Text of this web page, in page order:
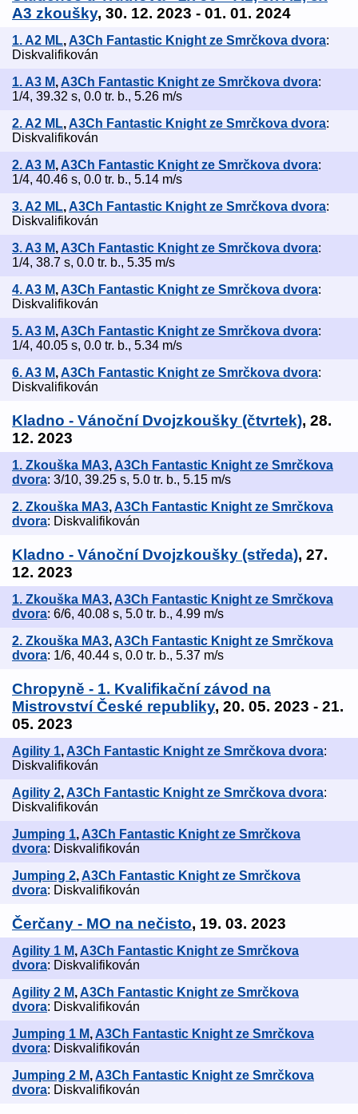
A3 zkoušky, 30. 12. 2023 - 01. 01. 2024
1. A2 ML,A3Ch Fantastic Knight ze Smrčkova dvora:
Diskvalifikován
1. A3 M, A3Ch Fantastic Knight ze Smrčkova dvora:
1/4, 39.32 s, 0.0 tr. b., 5.26 m/s
2. A2 ML,A3Ch Fantastic Knight ze Smrčkova dvora:
Diskvalifikován
2. A3 M, A3Ch Fantastic Knight ze Smrčkova dvora:
1/4, 40.46 s, 0.0 tr. b., 5.14 m/s
3. A2 ML,A3Ch Fantastic Knight ze Smrčkova dvora:
Diskvalifikován
3. A3 M, A3Ch Fantastic Knight ze Smrčkova dvora:
1/4, 38.7 s, 0.0 tr. b., 5.35 m/s
4. A3 M,A3Ch Fantastic Knight ze Smrčkova dvora:
Diskvalifikován
5. A3 M, A3Ch Fantastic Knight ze Smrčkova dvora:
1/4, 40.05 s, 0.0 tr. b., 5.34 m/s
6. A3 M,A3Ch Fantastic Knight ze Smrčkova dvora:
Diskvalifikován
Kladno - Vánoční Dvojzkoušky (čtvrtek), 28.
12. 2023
1. Zkouška MA3, A3Ch Fantastic Knight ze Smrčkova
dvora: 3/10, 39.25 s, 5.0 tr. b., 5.15 m/s
2. Zkouška MA3,A3Ch Fantastic Knight ze Smrčkova
dvora: Diskvalifikován
Kladno - Vánoční Dvojzkoušky (středa), 27.
12. 2023
1. Zkouška MA3, A3Ch Fantastic Knight ze Smrčkova
dvora: 6/6, 40.08 s, 5.0 tr. b., 4.99 m/s
2. Zkouška MA3,A3Ch Fantastic Knight ze Smrčkova
dvora: 1/6, 40.44 s, 0.0 tr. b., 5.37 m/s
Chropyně - 1. Kvalifikační závod na
Mistrovství České republiky, 20. 05. 2023 - 21.
05. 2023
Agility 1, A3Ch Fantastic Knight ze Smrčkova dvora:
Diskvalifikován
Agility 2,A3Ch Fantastic Knight ze Smrčkova dvora:
Diskvalifikován
Jumping 1, A3Ch Fantastic Knight ze Smrčkova
dvora: Diskvalifikován
Jumping 2,A3Ch Fantastic Knight ze Smrčkova
dvora: Diskvalifikován
Čerčany - MO na nečisto, 19. 03. 2023
Agility 1 M, A3Ch Fantastic Knight ze Smrčkova
dvora: Diskvalifikován
Agility 2 M,A3Ch Fantastic Knight ze Smrčkova
dvora: Diskvalifikován
Jumping 1 M, A3Ch Fantastic Knight ze Smrčkova
dvora: Diskvalifikován
Jumping 2 M,A3Ch Fantastic Knight ze Smrčkova
dvora: Diskvalifikován